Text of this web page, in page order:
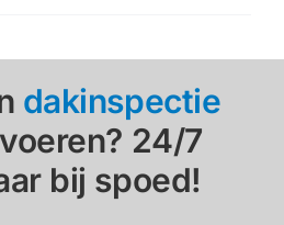
dakinspectie
24/7
bij spoed!